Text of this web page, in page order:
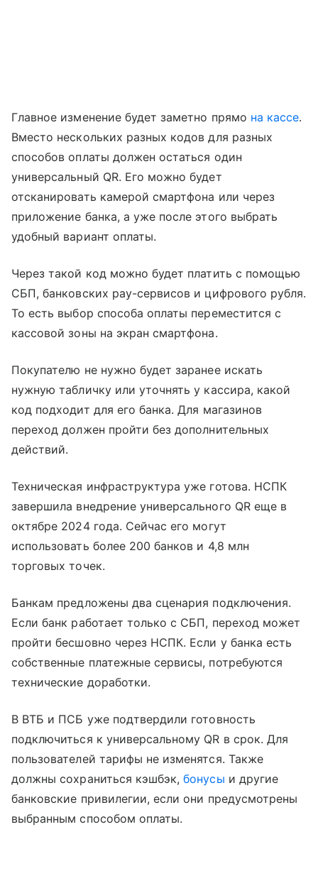
Главное изменение будет заметно прямо на кассе.
Вместо нескольких разных кодов для разных
способов оплаты должен остаться один
универсальный QR. Его можно будет
отсканировать камерой смартфона или через
приложение банка, а уже после этого выбрать
удобный вариант оплаты.
Через такой код можно будет платить с помощью
СБП, банковских pay-сервисов и цифрового рубля.
То есть выбор способа оплаты переместится с
кассовой зоны на экран смартфона.
Покупателю не нужно будет заранее искать
нужную табличку или уточнять у кассира, какой
код подходит для его банка. Для магазинов
переход должен пройти без дополнительных
действий.
Техническая инфраструктура уже готова. НСПК
завершила внедрение универсального QR еще в
октябре 2024 года. Сейчас его могут
использовать более 200 банков и 4,8 млн
торговых точек.
Банкам предложены два сценария подключения.
Если банк работает только с СБП, переход может
пройти бесшовно через НСПК. Если у банка есть
собственные платежные сервисы, потребуются
технические доработки.
В ВТБ и ПСБ уже подтвердили готовность
подключиться к универсальному QR в срок. Для
пользователей тарифы не изменятся. Также
должны сохраниться кэшбэк,бонусы и другие
банковские привилегии, если они предусмотрены
выбранным способом оплаты.